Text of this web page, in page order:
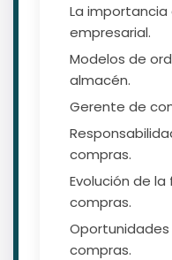
La
empresarial.
Modelos de
almacén.
Gerente de
compras.
Evolución de
compras.
compras.